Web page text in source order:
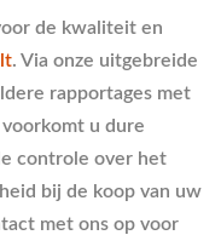
de kwaliteit en
. Via onze uitgebreide
rapportages met
u dure
controle over het
bij de koop van uw
met ons op voor